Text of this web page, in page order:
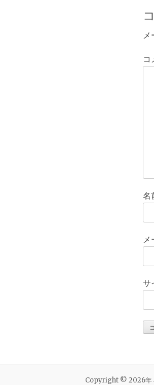
ゲ
稿:
メ
コ
名
メ
サ
Copyright © 2026年